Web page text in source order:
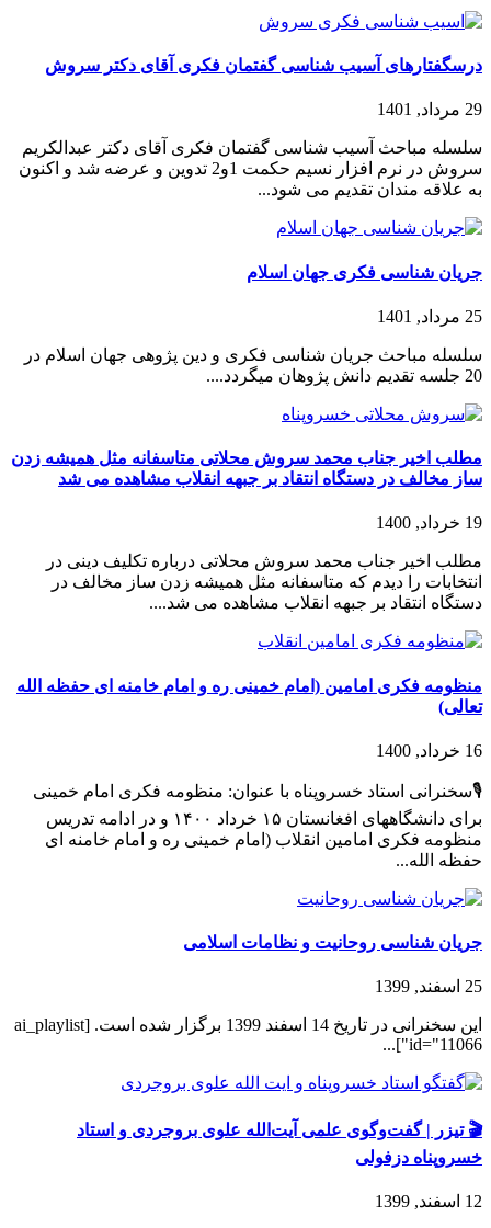
درسگفتارهای آسیب شناسی گفتمان فکری آقای دکتر سروش
29 مرداد, 1401
سلسله مباحث آسیب شناسی گفتمان فکری آقای دکتر عبدالکریم
سروش در نرم افزار نسیم حکمت 1و2 تدوین و عرضه شد و اکنون
به علاقه مندان تقدیم می شود...
جریان شناسی فکری جهان اسلام
25 مرداد, 1401
سلسله مباحث جریان شناسی فکری و دین پژوهی جهان اسلام در
20 جلسه تقدیم دانش پژوهان میگردد....
مطلب اخیر جناب محمد سروش محلاتی متاسفانه مثل همیشه زدن
ساز مخالف در دستگاه انتقاد بر جبهه انقلاب مشاهده می شد
19 خرداد, 1400
مطلب اخیر جناب محمد سروش محلاتی درباره تکلیف دینی در
انتخابات را دیدم که متاسفانه مثل همیشه زدن ساز مخالف در
دستگاه انتقاد بر جبهه انقلاب مشاهده می شد....
منظومه فکری امامین (امام خمینی ره و امام خامنه ای حفظه الله
تعالی)
16 خرداد, 1400
🎙سخنرانی استاد خسروپناه با عنوان: منظومه فکری امام خمینی
برای دانشگاههای افغانستان ۱۵ خرداد ۱۴۰۰ و در ادامه تدریس
منظومه فکری امامین انقلاب (امام خمینی ره و امام خامنه ای
حفظه الله...
جریان شناسی روحانیت و نظامات اسلامی
25 اسفند, 1399
این سخنرانی در تاریخ 14 اسفند 1399 برگزار شده است. [ai_playlist
id="11066"]...
🎬 تیزر | گفت‌وگوی علمی آیت‌الله علوی بروجردی و استاد
خسروپناه دزفولی
12 اسفند, 1399